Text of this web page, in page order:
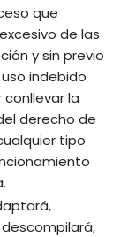
que
de las
y sin previo
indebido
la
derecho de
tipo